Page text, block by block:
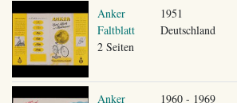
Anker
Faltblatt
2 Seiten
1951
Deutschland
Anker
1960 - 1969